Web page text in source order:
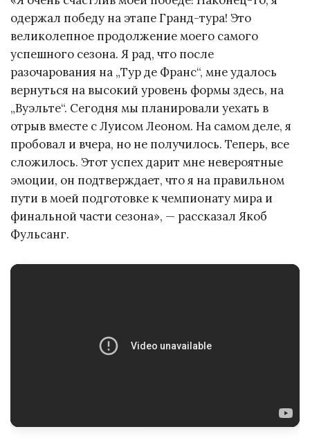
одержал победу на этапе Гранд-тура! Это
великолепное продолжение моего самого
успешного сезона. Я рад, что после
разочарования на „Тур де Франс“, мне удалось
вернуться на высокий уровень формы здесь, на
„Вуэльте“. Сегодня мы планировали уехать в
отрыв вместе с Луисом Леоном. На самом деле, я
пробовал и вчера, но не получилось. Теперь, все
сложилось. Этот успех дарит мне невероятные
эмоции, он подтверждает, что я на правильном
пути в моей подготовке к чемпионату мира и
финальной части сезона», — рассказал Якоб
Фульсанг.